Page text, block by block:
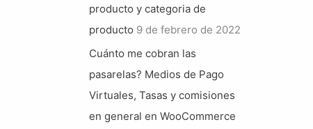
producto y categoria de
producto 9 de febrero de 2022
Cuánto me cobran las
pasarelas? Medios de Pago
Virtuales, Tasas y comisiones
en general en WooCommerce